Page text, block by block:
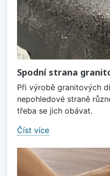
Spodní strana
Při výrobě granitových
nepohledové straně
třeba se jich obávat.
Číst více